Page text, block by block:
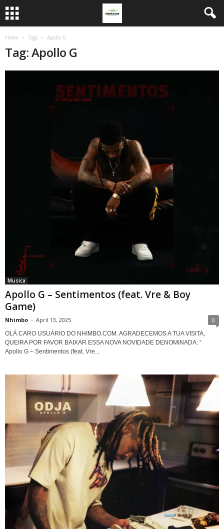
Home Tags Apollo G
Tag: Apollo G
Musica
Apollo G – Sentimentos (feat. Vre & Boy
Game)
Nhimbo - April 13, 2025 0
OLÁ CARO USUÁRIO DO NHIMBO.COM. AGRADECEMOS A TUA VISITA,
QUEIRA POR FAVOR BAIXAR ESSA NOVA NOVIDADE DENOMINADA: “
Apollo G – Sentimentos (feat. Vre...